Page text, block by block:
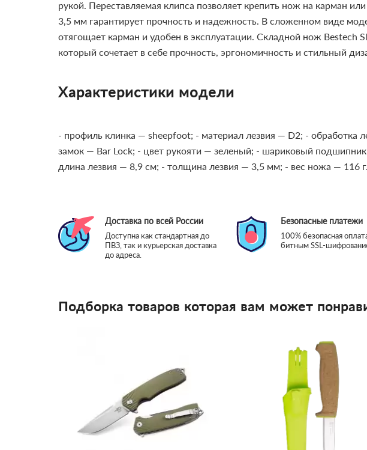
рукой. Переставляемая клипса позволяет крепить нож на карман
3,5 мм гарантирует прочность и надежность. В сложенном виде
отягощает карман и удобен в эксплуатации. Складной нож Bestech
который сочетает в себе прочность, эргономичность и стильный
Характеристики модели
- профиль клинка — sheepfoot; - материал лезвия — D2; - обработка
замок — Bar Lock; - цвет рукояти — зеленый; - шариковый
длина лезвия — 8,9 см; - толщина лезвия — 3,5 мм; - вес ножа — 116 г.
Доставка по всей России
Доступна как стандартная до
ПВЗ, так и курьерская доставка
до адреса.
Безопасные платежи
100% безопасная
битным SSL-
Подборка товаров которая вам может